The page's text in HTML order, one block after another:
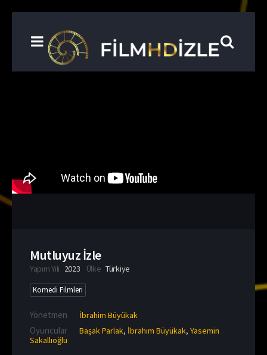
Mutluyuz İzle
Yapım Yılı 2023 Ülke Türkiye
Komedi Filmleri
Yönetmen İbrahim Büyükak
Oyuncular Başak Parlak, İbrahim Büyükak, Yasemin
Sakallıoğlu